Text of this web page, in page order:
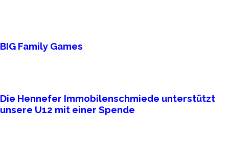
BIG Family Games
Die Hennefer Immobilenschmiede unterstützt
unsere U12 mit einer Spende